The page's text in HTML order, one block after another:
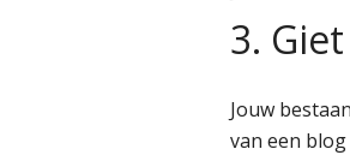
3.
Jouw
van een